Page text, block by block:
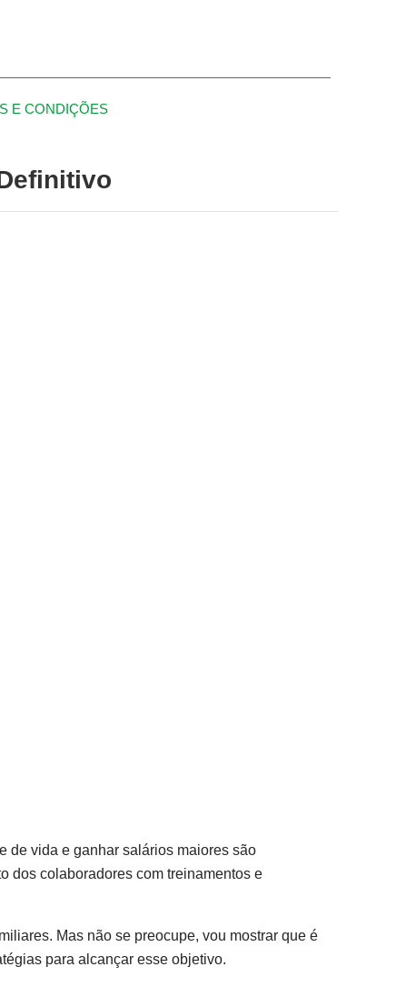
E CONDIÇÕES
de vida e ganhar salários maiores são
dos colaboradores com treinamentos e
Mas não se preocupe, vou mostrar que é
para alcançar esse objetivo.